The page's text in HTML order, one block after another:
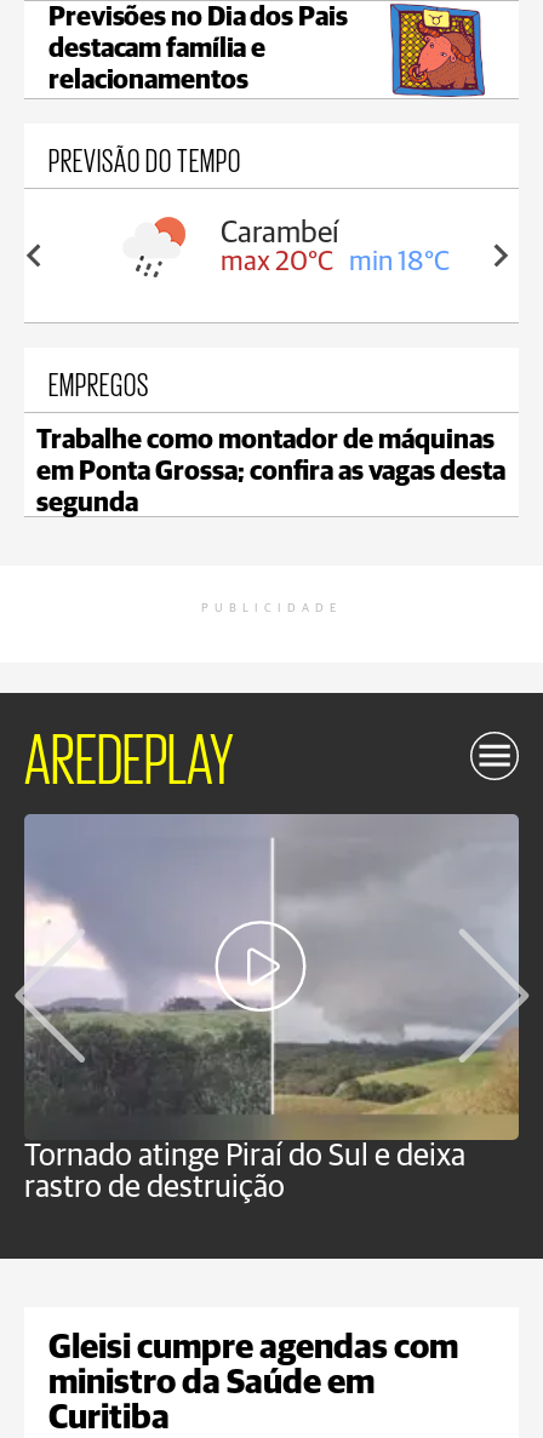
Previsões no Dia dos Pais
destacam família e
relacionamentos
PREVISÃO DO TEMPO
18°C
Carambeí
max 20°C min 18°C
EMPREGOS
Trabalhe como montador de máquinas
em Ponta Grossa; confira as vagas desta
segunda
PUBLICIDADE
AREDEPLAY
Tornado atinge Piraí do Sul e deixa
rastro de destruição
Gleisi cumpre agendas com
ministro da Saúde em
Curitiba